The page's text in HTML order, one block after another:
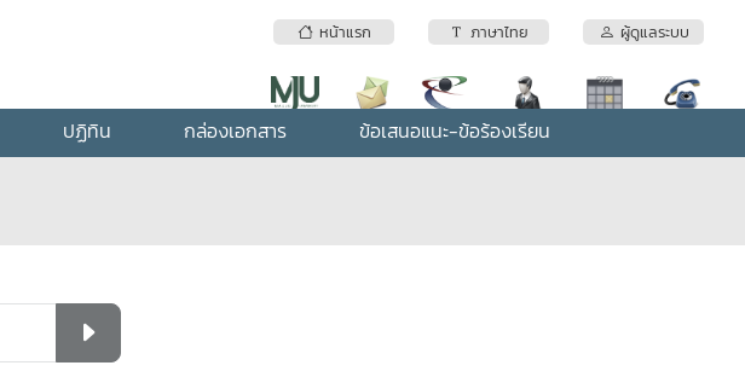
หน้าแรก ภาษาไทย ผู้ดูแลระบบ
ปฏิทิน กล่องเอกสาร ข้อเสนอแนะ-ข้อร้องเรียน